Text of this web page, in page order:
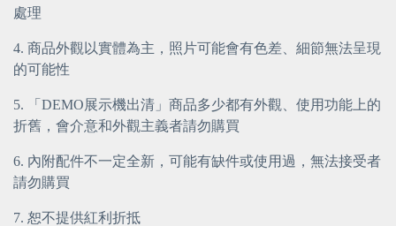
處理
4. 商品外觀以實體為主，照片可能會有色差、細節無法呈現
的可能性
5. 「DEMO展示機出清」商品多少都有外觀、使用功能上的
折舊，會介意和外觀主義者請勿購買
6. 內附配件不一定全新，可能有缺件或使用過，無法接受者
請勿購買
7. 恕不提供紅利折抵